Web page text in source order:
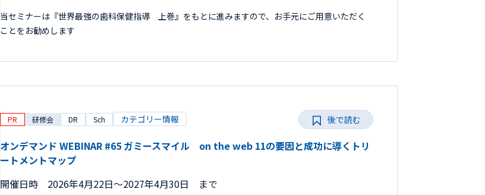
当セミナーは『世界最強の歯科保健指導 上巻』をもとに進みますので、お手元にご用意いただく
ことをお勧めします
PR 研修会 DR Sch カテゴリー情報
オンデマンド WEBINAR #65 ガミースマイル on the web 11の要因と成功に導くトリ
ートメントマップ
開催日時
2026年4月22日〜2027年4月30日 まで
後で読む